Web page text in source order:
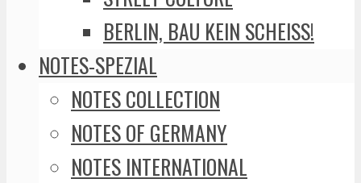
BERLIN, BAU KEIN SCHEISS!
NOTES-SPEZIAL
NOTES COLLECTION
NOTES OF GERMANY
NOTES INTERNATIONAL